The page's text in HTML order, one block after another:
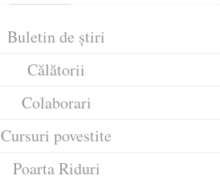
Buletin de știri
Călătorii
Colaborari
Cursuri povestite
Poarta Riduri